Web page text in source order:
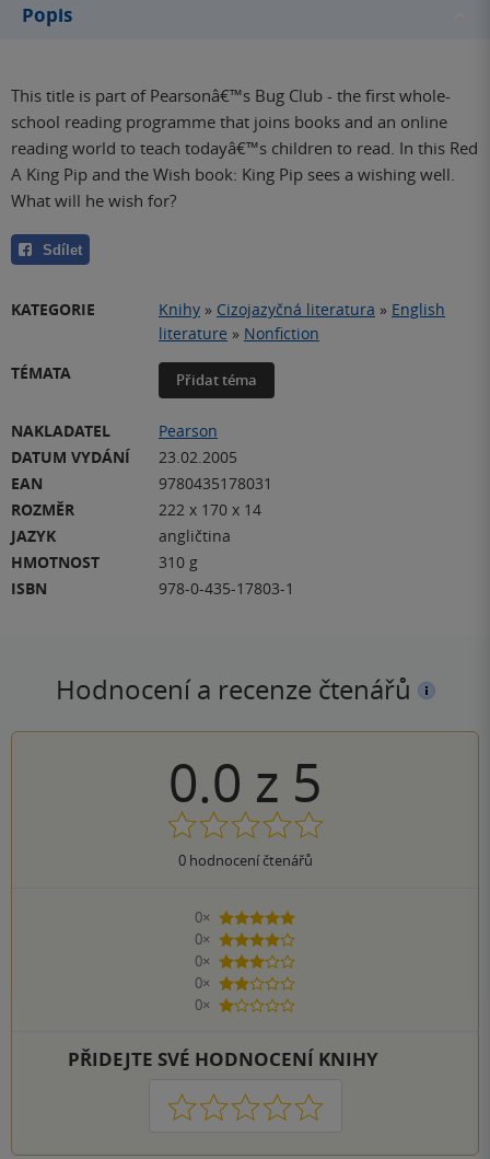
Popis
This title is part of Pearsonâ€™s Bug Club - the first whole-
school reading programme that joins books and an online
reading world to teach todayâ€™s children to read. In this Red
A King Pip and the Wish book: King Pip sees a wishing well.
What will he wish for?
Sdílet
KATEGORIE Knihy » Cizojazyčná literatura » English
literature » Nonfiction
TÉMATA
Přidat téma
NAKLADATEL
Pearson
DATUM VYDÁNÍ
23.02.2005
EAN
9780435178031
ROZMĚR
222 x 170 x 14
JAZYK
angličtina
HMOTNOST
310 g
ISBN
978-0-435-17803-1
Hodnocení a recenze čtenářů
0.0 z 5
0hodnocení čtenářů
0×
5 hvězdiček
0×
4 hvězdičky
0×
3 hvězdičky
0×
2 hvězdičky
0×
1 hvezdička
PŘIDEJTE SVÉ HODNOCENÍ KNIHY
1 2 3 4 5